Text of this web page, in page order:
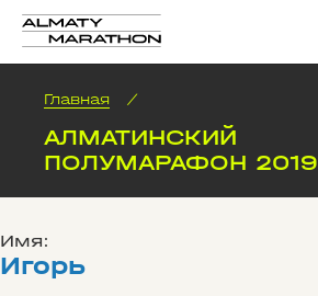
Главная /
АЛМАТИНСКИЙ
ПОЛУМАРАФОН 2019
Имя:
Игорь